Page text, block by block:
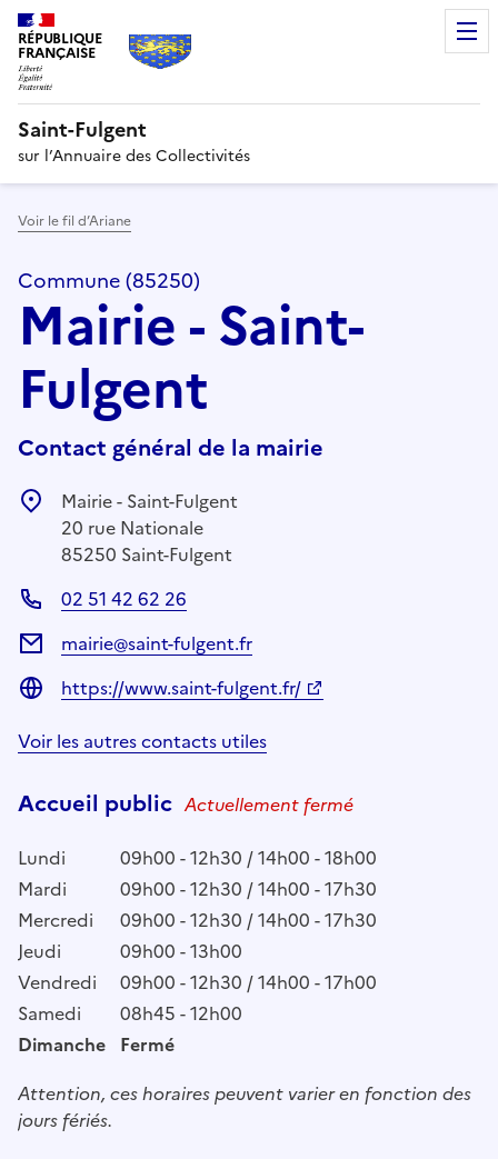
RÉPUBLIQUE
FRANÇAISE
Saint-Fulgent
sur l’Annuaire des Collectivités
Voir le fil d’Ariane
Commune (85250)
Mairie - Saint-
Fulgent
Contact général de la mairie
Mairie - Saint-Fulgent
20 rue Nationale
85250 Saint-Fulgent
02 51 42 62 26
mairie@saint-fulgent.fr
https://www.saint-fulgent.fr/
Voir les autres contacts utiles
Accueil public Actuellement fermé
Lundi
09h00 - 12h30 / 14h00 - 18h00
Mardi
09h00 - 12h30 / 14h00 - 17h30
Mercredi
09h00 - 12h30 / 14h00 - 17h30
Jeudi
09h00 - 13h00
Vendredi
09h00 - 12h30 / 14h00 - 17h00
Samedi
08h45 - 12h00
Dimanche Fermé
Attention, ces horaires peuvent varier en fonction des
jours fériés.